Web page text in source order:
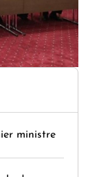
ministre